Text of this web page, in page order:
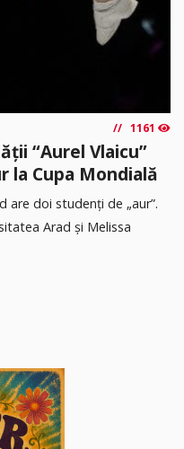
1161
“Aurel Vlaicu”
la Cupa Mondială
are doi studenți de „aur”.
Arad și Melissa